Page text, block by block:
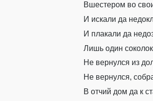
Вшестером во
И искали да
И плакали да
Лишь один
Не вернулся из
Не вернулся,
В отчий дом да к